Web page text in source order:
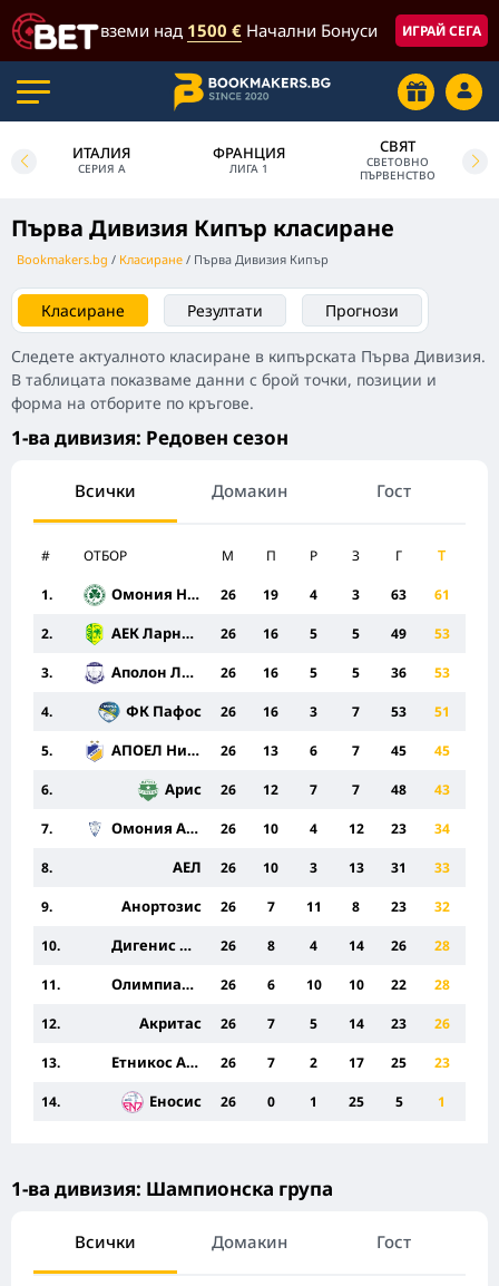
вземи над 1500 € Начални Бонуси ИГРАЙ СЕГА
ИТАЛИЯ
СЕРИЯ А
ФРАНЦИЯ
ЛИГА 1
СВЯТ
СВЕТОВНО
ПЪРВЕНСТВО
Първа Дивизия Кипър класиране
Bookmakers.bg Класиране Първа Дивизия Кипър
Класиране Резултати Прогнози
Следете актуалното класиране в кипърската Първа Дивизия.
В таблицата показваме данни с брой точки, позиции и
форма на отборите по кръгове.
1-ва дивизия: Редовен сезон
Всички Домакин Гост
# ОТБОР M П Р З Г Т
1. Омония Никозия 26 19 4 3 63 61
2. АЕК Ларнака 26 16 5 5 49 53
3. Аполон Лимасол 26 16 5 5 36 53
4. ФК Пафос 26 16 3 7 53 51
5. АПОЕЛ Никозия 26 13 6 7 45 45
6. Арис 26 12 7 7 48 43
7. Омония Арадипу 26 10 4 12 23 34
8. АЕЛ 26 10 3 13 31 33
9. Анортозис 26 7 11 8 23 32
10. Дигенис Ипсонас 26 8 4 14 26 28
11. Олимпиакос 26 6 10 10 22 28
12. Акритас 26 7 5 14 23 26
13. Етникос Ахна 26 7 2 17 25 23
14. Еносис 26 0 1 25 5 1
1-ва дивизия: Шампионска група
Всички Домакин Гост